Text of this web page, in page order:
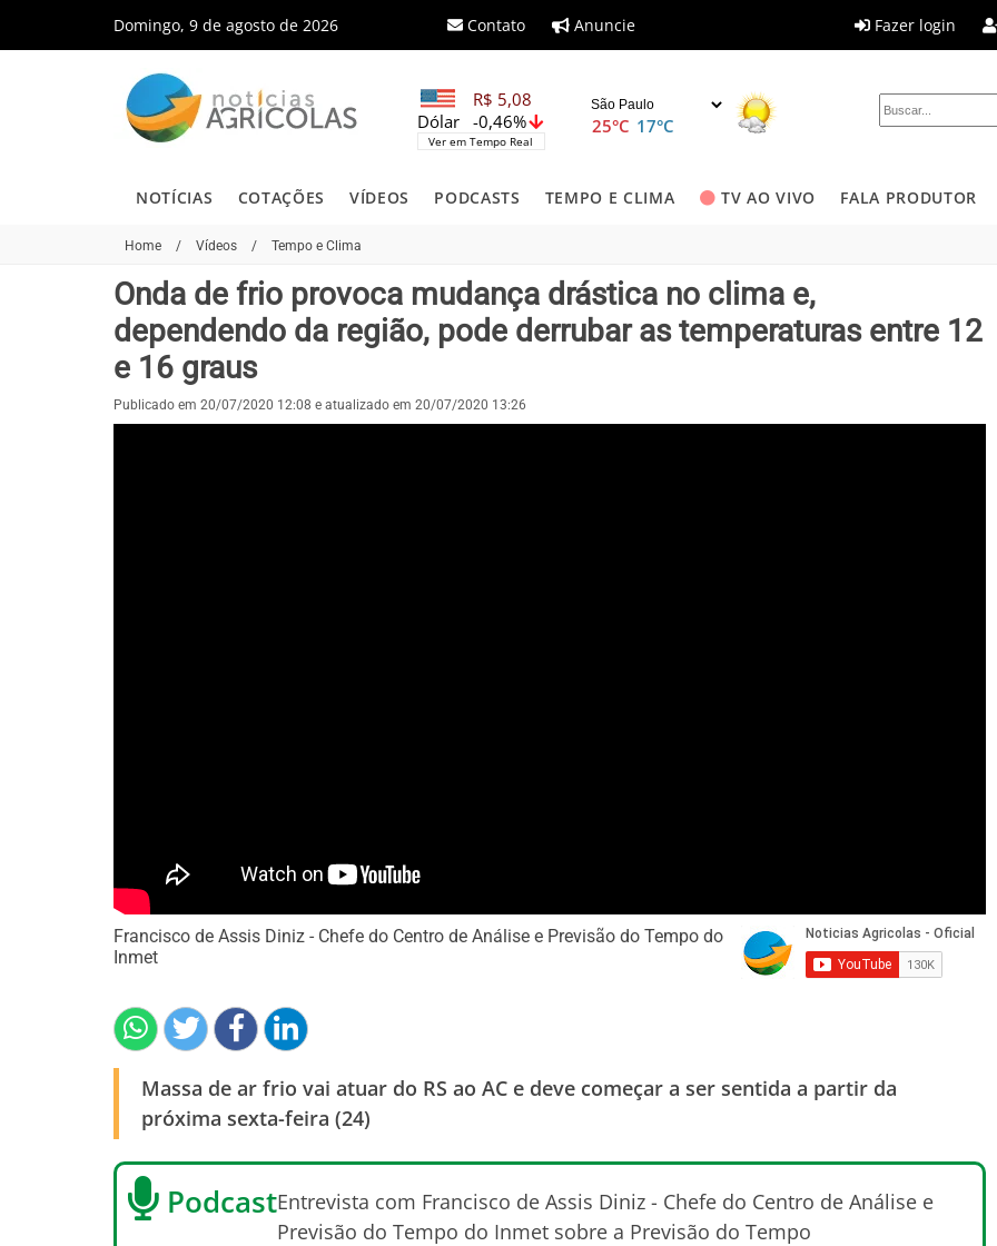
Domingo, 9 de agosto de 2026 Contato Anuncie Fazer login
R$ 5,08
-0,46%
Dólar
Ver em Tempo Real
25°C 17°C
NOTÍCIAS COTAÇÕES VÍDEOS PODCASTS TEMPO E CLIMA TV AO VIVO FALA PRODUTOR
Home / Vídeos / Tempo e Clima
Onda de frio provoca mudança drástica no clima e,
dependendo da região, pode derrubar as temperaturas entre 12
e 16 graus
Publicado em 20/07/2020 12:08 e atualizado em 20/07/2020 13:26
Francisco de Assis Diniz - Chefe do Centro de Análise e Previsão do Tempo do
Inmet
Massa de ar frio vai atuar do RS ao AC e deve começar a ser sentida a partir da
próxima sexta-feira (24)
PodcastEntrevista com Francisco de Assis Diniz - Chefe do Centro de Análise e
Previsão do Tempo do Inmet sobre a Previsão do Tempo